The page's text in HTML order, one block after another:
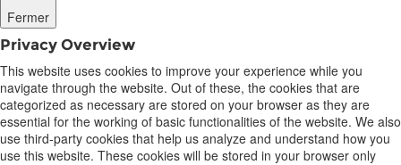
Fermer
Privacy Overview
This website uses cookies to improve your experience while you
navigate through the website. Out of these, the cookies that are
categorized as necessary are stored on your browser as they are
essential for the working of basic functionalities of the website. We also
use third-party cookies that help us analyze and understand how you
use this website. These cookies will be stored in your browser only